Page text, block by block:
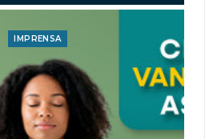
IMPRENSA